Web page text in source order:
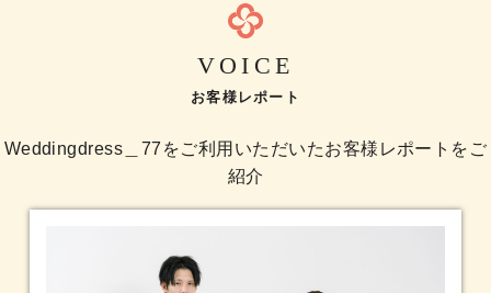
VOICE
お客様レポート
Weddingdress＿77をご利用いただいたお客様レポートをご
紹介